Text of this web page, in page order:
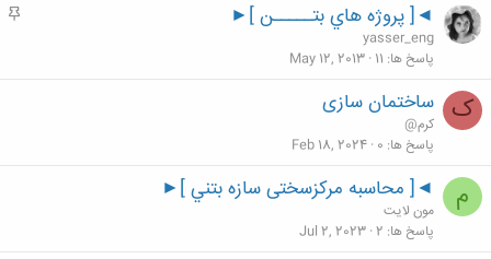
م
◄[ پروژه هاي بتـــــن ]►
yasser_eng
پاسخ ها 11
May 12, 2013
ک ساختمان سازی
کرم@
پاسخ ها 0
Feb 18, 2024
م ◄[ محاسبه مرکزسختی سازه بتني ]►
مون لایت
پاسخ ها 2
Jul 2, 2023